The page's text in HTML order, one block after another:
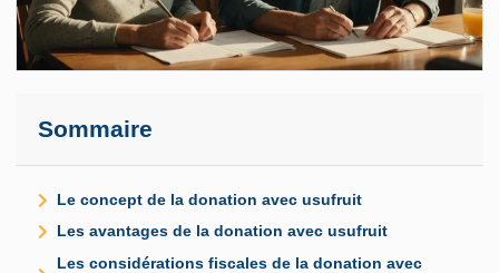
Sommaire
Le concept de la donation avec usufruit
Les avantages de la donation avec usufruit
Les considérations fiscales de la donation avec